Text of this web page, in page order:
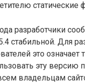
статические
разработчики
стабильной. Для
это
эту
владельцам